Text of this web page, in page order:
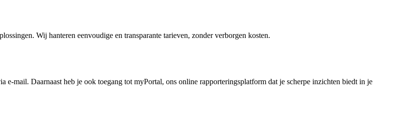
Wij hanteren eenvoudige en transparante tarieven, zonder verborgen kosten.
e-mail. Daarnaast heb je ook toegang tot myPortal, ons online rapporteringsplatform dat je scherpe inzichten biedt in je